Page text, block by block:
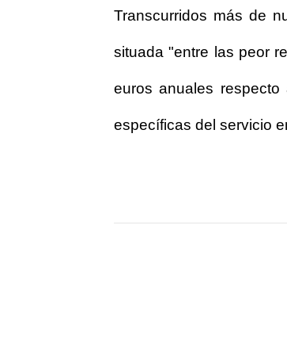
Transcurridos más de
situada "entre las peor
euros anuales
específicas del servicio